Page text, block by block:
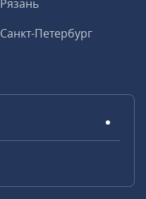
Рязань
Санкт-Петербург